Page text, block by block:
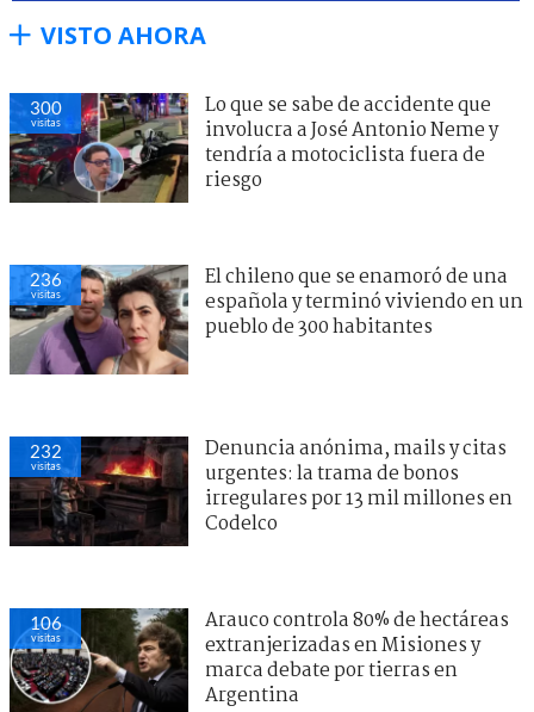
VISTO AHORA
300
visitas
Lo que se sabe de accidente que
involucra a José Antonio Neme y
tendría a motociclista fuera de
riesgo
236
visitas
El chileno que se enamoró de una
española y terminó viviendo en un
pueblo de 300 habitantes
232
visitas
Denuncia anónima, mails y citas
urgentes: la trama de bonos
irregulares por 13 mil millones en
Codelco
106
visitas
Arauco controla 80% de hectáreas
extranjerizadas en Misiones y
marca debate por tierras en
Argentina